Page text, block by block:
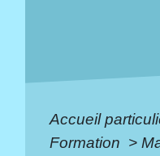
Accueil
Formation >